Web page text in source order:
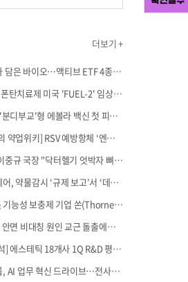
더보기 +
여의도가 담은 바이오…액티브 ETF 4종의 선택은
메지온 "폰탄치료제 미국 'FUEL-2' 임상 프로토콜 영국 승인"
모더나, '분디부교'형 에볼라 백신 첫 피험자 접종
[최기자의 약업위키] RSV 예방항체 ‘엔플론시아’
복지부 이중규 국장 "닥터헬기 엇박자 뼈아파… 외상체계 전면 재정립"
셀타스퀘어, 약물감시 ‘규제 보고’서 ‘데이터 의사결정’으로 "PVX 전환 요구 커진다"
P&G, 美 기능성 보충제 기업 쏜(Thorne) 인수
‘보톡스’ 안면 비대칭 원인 교근 돌출에도 사용?
[기업분석] 에스테틱 18개사 1Q R&D 평균 69억…3.8%↑
한미그룹, AI 업무 혁신 드라이브…전사적 AI 활용 문화 구축